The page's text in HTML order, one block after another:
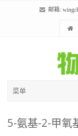
邮箱:
菜单
5-氨基-2-甲氧